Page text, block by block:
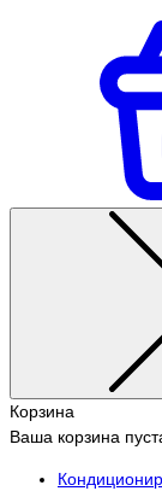
Корзина
Ваша корзина